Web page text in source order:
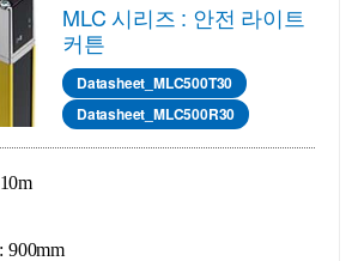
MLC 시리즈 : 안전 라이트
커튼
Datasheet_MLC500T30
Datasheet_MLC500R30
900mm